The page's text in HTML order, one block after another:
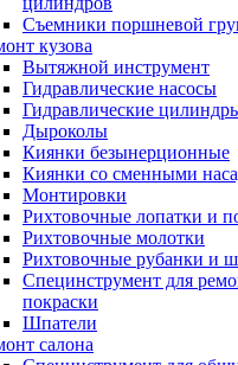
Съемники поршневой
кузова
Вытяжной инструмент
Гидравлические насосы
Гидравлические
Дыроколы
Киянки безынерционные
Киянки со сменными
Монтировки
Рихтовочные лопатки и
Рихтовочные молотки
Рихтовочные рубанки и
Специнструмент для
покраски
Шпатели
салона